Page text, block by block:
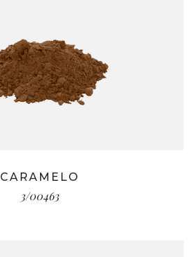
CARAMELO
3/00463